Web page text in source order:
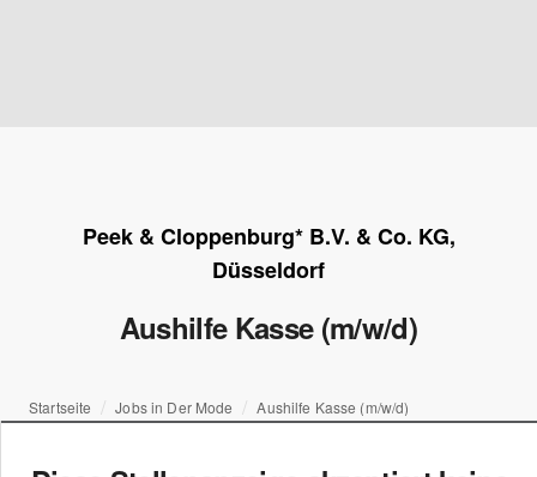
Peek & Cloppenburg* B.V. & Co. KG,
Düsseldorf
Aushilfe Kasse (m/w/d)
Startseite Jobs in Der Mode Aushilfe Kasse (m/w/d)